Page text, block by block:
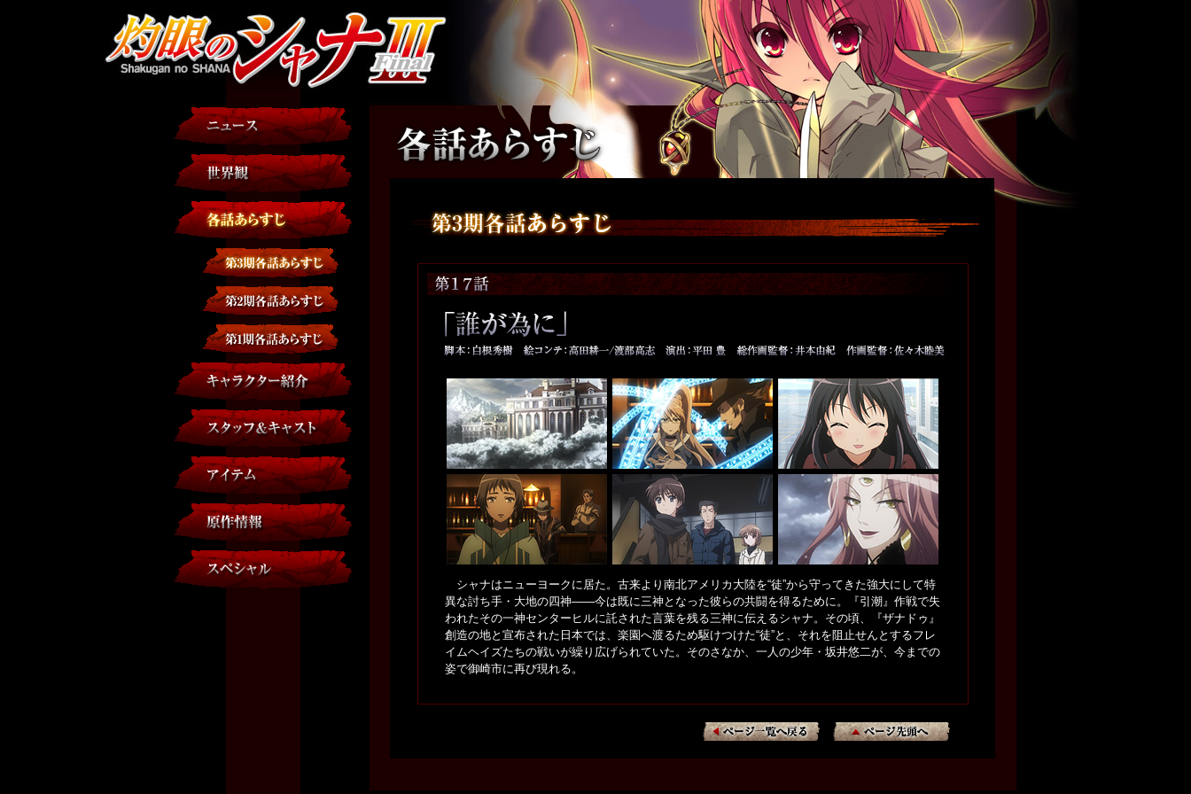
シャナはニューヨークに居た。古来より南北アメリカ大陸を“徒”から守ってきた強大にして特
異な討ち手・大地の四神――今は既に三神となった彼らの共闘を得るために。『引潮』作戦で失
われたその一神センターヒルに託された言葉を残る三神に伝えるシャナ。その頃、『ザナドゥ』
創造の地と宣布された日本では、楽園へ渡るため駆けつけた“徒”と、それを阻止せんとするフレ
イムヘイズたちの戦いが繰り広げられていた。そのさなか、一人の少年・坂井悠二が、今までの
姿で御崎市に再び現れる。